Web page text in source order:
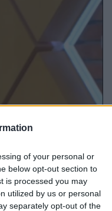
of your personal or
below opt-out section to
is processed you may
utilized by us or personal
separately opt-out of the